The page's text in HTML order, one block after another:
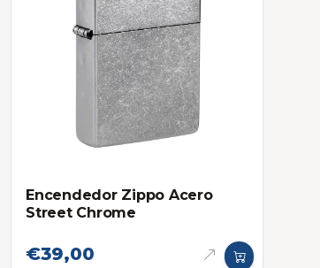
Encendedor Zippo Acero
Street Chrome
€39,00